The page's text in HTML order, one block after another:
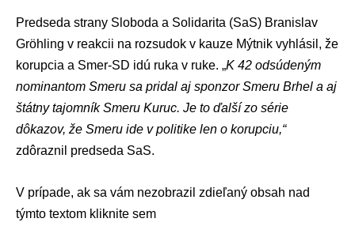
Predseda strany Sloboda a Solidarita (SaS) Branislav
Gröhling v reakcii na rozsudok v kauze Mýtnik vyhlásil, že
korupcia a Smer-SD idú ruka v ruke. „K 42 odsúdeným
nominantom Smeru sa pridal aj sponzor Smeru Brhel a aj
štátny tajomník Smeru Kuruc. Je to ďalší zo série
dôkazov, že Smeru ide v politike len o korupciu,“
zdôraznil predseda SaS.
V prípade, ak sa vám nezobrazil zdieľaný obsah nad
týmto textom kliknite sem